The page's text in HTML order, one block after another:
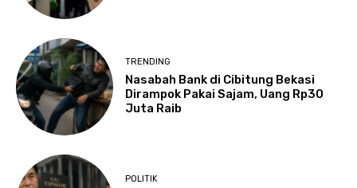
TRENDING
Nasabah Bank di Cibitung Bekasi
Dirampok Pakai Sajam, Uang Rp30
Juta Raib
POLITIK